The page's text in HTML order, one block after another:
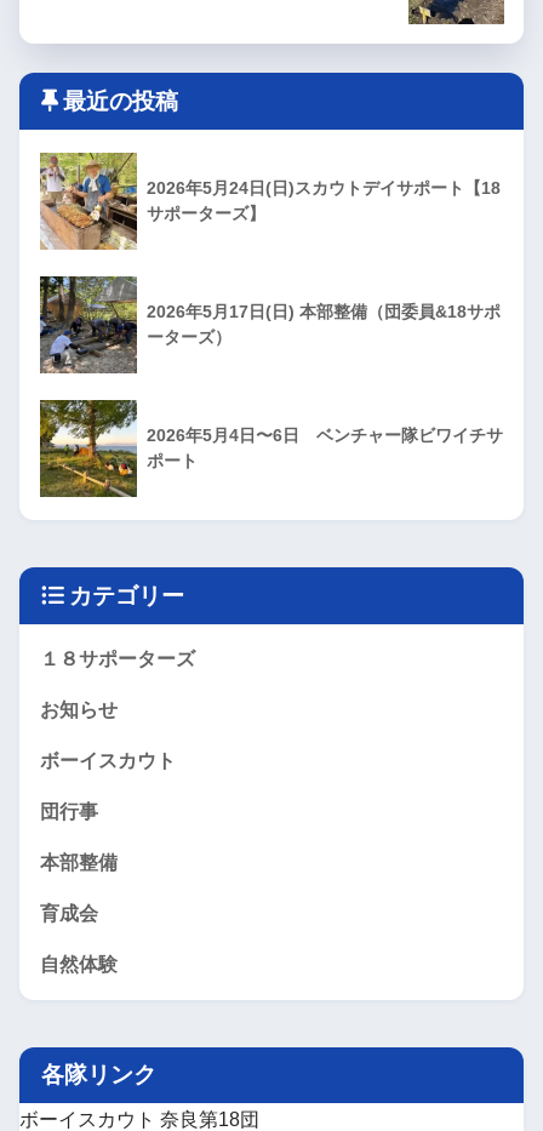
最近の投稿
2026年5月24日(日)スカウトデイサポート【18
サポーターズ】
2026年5月17日(日) 本部整備（団委員&18サポ
ーターズ）
2026年5月4日〜6日 ベンチャー隊ビワイチサ
ポート
カテゴリー
１８サポーターズ
お知らせ
ボーイスカウト
団行事
本部整備
育成会
自然体験
各隊リンク
ボーイスカウト 奈良第18団